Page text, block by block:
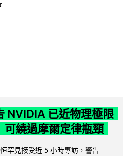
NVIDIA 已近物理極限
可繞過摩爾定律瓶頸
罕見接受近 5 小時專訪，警告